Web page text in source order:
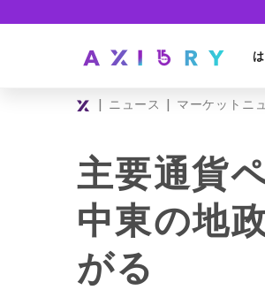
| ニュース | マーケットニ
主要通貨
中東の地
がる